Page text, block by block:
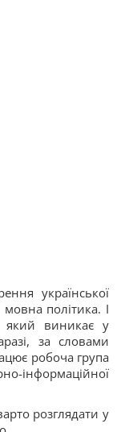
української
політика. І
який виникає у
за словами
робоча група
інформаційної
розглядати у